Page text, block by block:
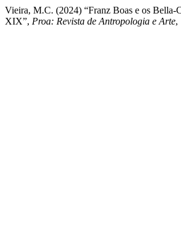
Vieira, M.C. (2024) “Franz Boas e os Bella-
XIX”, Proa: Revista de Antropologia e Arte,